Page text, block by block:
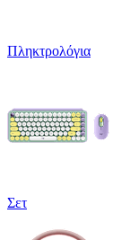
Πληκτρολόγια
Σετ